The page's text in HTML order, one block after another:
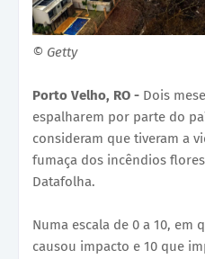
© Getty
Porto Velho, RO - Dois
espalharem por parte do
consideram que tiveram a
fumaça dos incêndios
Datafolha.
Numa escala de 0 a 10, em
causou impacto e 10 que